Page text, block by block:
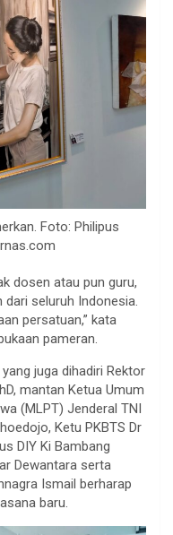
Foto: Philipus
dosen atau pun guru,
seluruh Indonesia.
persatuan,” kata
pameran.
juga dihadiri Rektor
mantan Ketua Umum
(MLPT) Jenderal TNI
Ketu PKBTS Dr
DIY Ki Bambang
Dewantara serta
Ismail berharap
baru.